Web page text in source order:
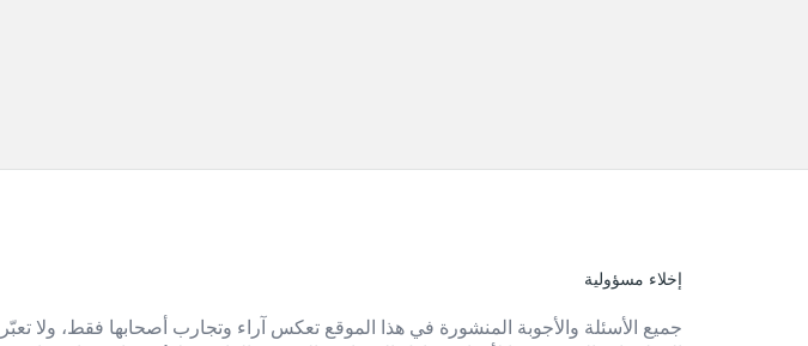
الفوترإخلاء مسؤولية
جميع الأسئلة والأجوبة المنشورة في هذا الموقع تعكس آراء وتجارب أصحابها فقط، ولا